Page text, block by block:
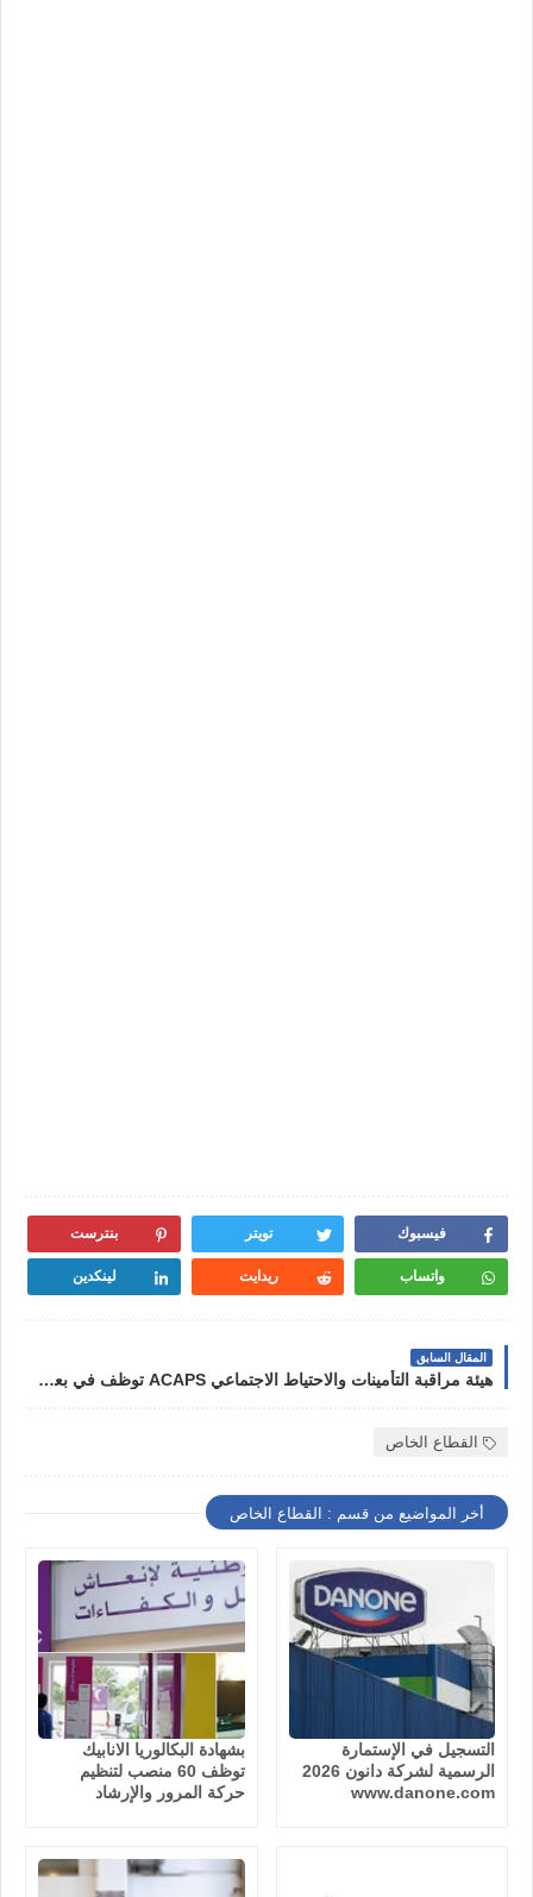
فيسبوك تويتر بنترست
واتساب ريدايت لينكدين
المقال السابق
هيئة مراقبة التأمينات والاحتياط الاجتماعي ACAPS توظف في بعض المناصب 2024
القطاع الخاص
أخر المواضيع من قسم : القطاع الخاص
التسجيل في الإستمارة
الرسمية لشركة دانون 2026
www.danone.com
بشهادة البكالوريا الانابيك
توظف 60 منصب لتنظيم
حركة المرور والإرشاد